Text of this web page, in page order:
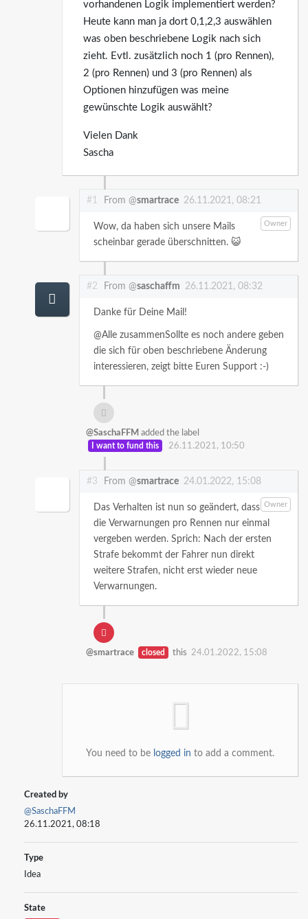
vorhandenen Logik implementiert werden?
Heute kann man ja dort 0,1,2,3 auswählen
was oben beschriebene Logik nach sich
zieht. Evtl. zusätzlich noch 1 (pro Rennen),
2 (pro Rennen) und 3 (pro Rennen) als
Optionen hinzufügen was meine
gewünschte Logik auswählt?
Vielen Dank
Sascha
#1 From @smartrace 26.11.2021, 08:21
Owner
Wow, da haben sich unsere Mails
scheinbar gerade überschnitten. 😺
#2 From @saschaffm 26.11.2021, 08:32
Danke für Deine Mail!
@Alle zusammenSollte es noch andere geben
die sich für oben beschriebene Änderung
interessieren, zeigt bitte Euren Support :-)
@SaschaFFM added the label
I want to fund this 26.11.2021, 10:50
#3 From @smartrace 24.01.2022, 15:08
Owner
Das Verhalten ist nun so geändert, dass
die Verwarnungen pro Rennen nur einmal
vergeben werden. Sprich: Nach der ersten
Strafe bekommt der Fahrer nun direkt
weitere Strafen, nicht erst wieder neue
Verwarnungen.
@smartrace closed this 24.01.2022, 15:08
You need to be logged in to add a comment.
Created by
@SaschaFFM
26.11.2021, 08:18
Type
Idea
State